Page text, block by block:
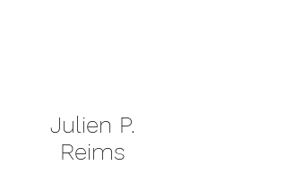
Julien P.
Reims